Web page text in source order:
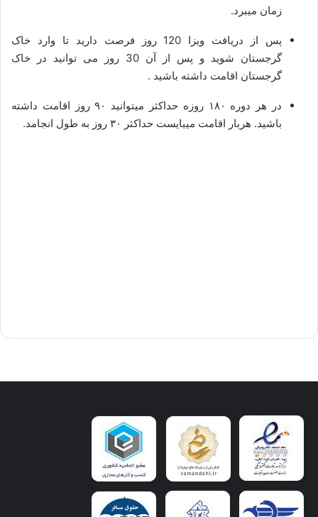
زمان میبرد.
پس از دریافت ویزا 120 روز فرصت دارید تا وارد خاک
گرجستان شوید و پس از آن 30 روز می توانید در خاک
گرجستان اقامت داشته باشید .
در هر دوره ۱۸۰ روزه حداکثر میتوانید ۹۰ روز اقامت داشته
باشید. هربار اقامت میبایست حداکثر ۳۰ روز به طول انجامد.